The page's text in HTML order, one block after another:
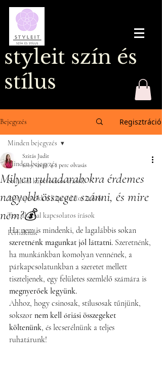
styleit szín és
stílus
Bejegyzés Regisztráció
Minden bejegyzés
Stílussal kapcsolatos írások
Színtípusokkal kapcsolatos írások
Testalkattal kapcsolatos írások
Férfiaknak
Minden bejegyzés
Milyen ruhadarabokra érdemes
nagyobb összeget szánni, és mire
nem?💰
Szitás Judit
2019. szept. 4.2 perc olvasás
Ha nem is mindenki, de lagalábbis sokan
szeretnénk magunkat jól láttatni. Szeretnénk,
ha munkánkban komolyan vennének, a
párkapcsolatunkban a szeretet mellett
tiszteljenek, egy felületes szemlélő számára is
megnyerőek legyünk.
Ahhoz, hogy csinosak, stílusosak tűnjünk,
sokszor nem kell óriási összegeket
költenünk, és lecserélnünk a teljes
ruhatárunk!